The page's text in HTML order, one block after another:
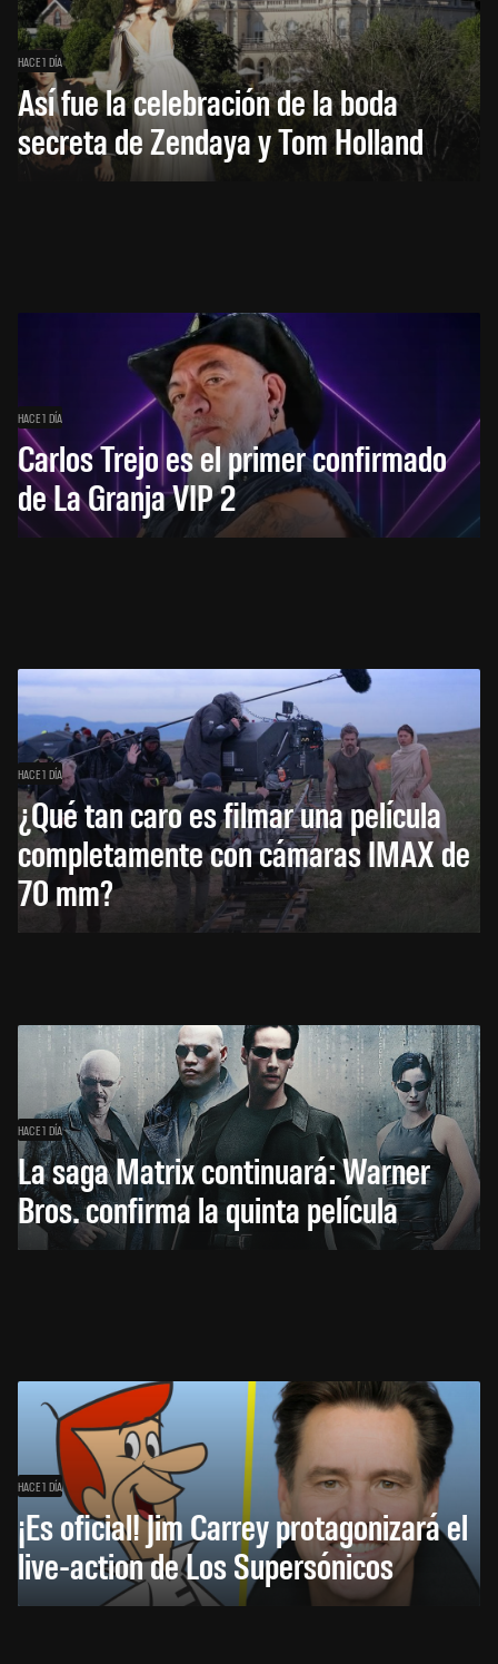
HACE 1 DÍA
Así fue la celebración de la boda
secreta de Zendaya y Tom Holland
HACE 1 DÍA
Carlos Trejo es el primer confirmado
de La Granja VIP 2
HACE 1 DÍA
¿Qué tan caro es filmar una película
completamente con cámaras IMAX de
70 mm?
HACE 1 DÍA
La saga Matrix continuará: Warner
Bros. confirma la quinta película
HACE 1 DÍA
¡Es oficial! Jim Carrey protagonizará el
live-action de Los Supersónicos